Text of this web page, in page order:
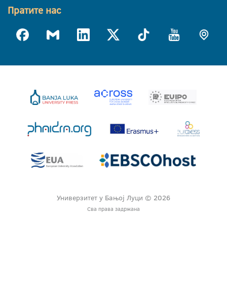
Пратите нас
Универзитет у Бањој Луци © 2026
Сва права задржана